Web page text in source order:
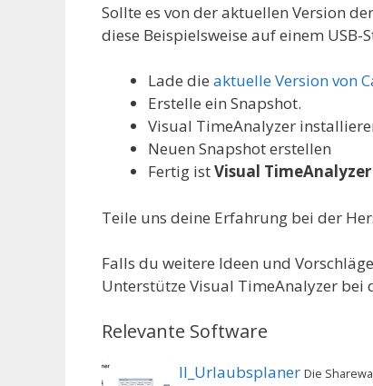
Sollte es von der aktuellen Version
diese Beispielsweise auf einem USB-
Lade die aktuelle Version von
Erstelle ein Snapshot.
Visual TimeAnalyzer
Neuen Snapshot erstellen
Fertig istVisual
Teile uns deine Erfahrung bei der
Falls du weitere Ideen und
Unterstütze Visual TimeAnalyzer bei
Relevante Software
II_Urlaubsplaner Die